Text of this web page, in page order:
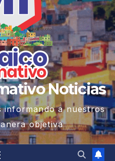
Noticias
informando a nuestros
objetiva